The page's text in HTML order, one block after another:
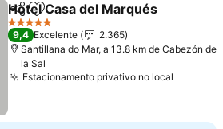
PartilharAdicionar aos favoritos
Hotel Casa del Marqués
5 Estrelas
9,4 Excelente
2.365
Santillana do Mar, a 13.8 km de Cabezón de
la Sal
Estacionamento privativo no local